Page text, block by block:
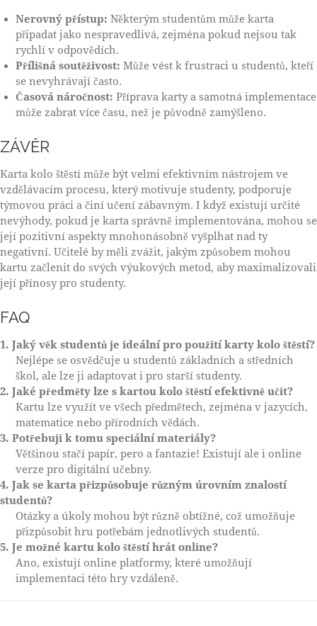
Nerovný přístup: Některým studentům může karta
připadat jako nespravedlivá, zejména pokud nejsou tak
rychlí v odpovědích.
Přílišná soutěživost: Může vést k frustraci u studentů, kteří
se nevyhrávají často.
Časová náročnost: Příprava karty a samotná implementace
může zabrat více času, než je původně zamýšleno.
ZÁVĚR
Karta kolo štěstí může být velmi efektivním nástrojem ve
vzdělávacím procesu, který motivuje studenty, podporuje
týmovou práci a činí učení zábavným. I když existují určité
nevýhody, pokud je karta správně implementována, mohou se
její pozitivní aspekty mnohonásobně vyšplhat nad ty
negativní. Učitelé by měli zvážit, jakým způsobem mohou
kartu začlenit do svých výukových metod, aby maximalizovali
její přínosy pro studenty.
FAQ
1. Jaký věk studentů je ideální pro použití karty kolo štěstí?
Nejlépe se osvědčuje u studentů základních a středních
škol, ale lze ji adaptovat i pro starší studenty.
2. Jaké předměty lze s kartou kolo štěstí efektivně učit?
Kartu lze využít ve všech předmětech, zejména v jazycích,
matematice nebo přírodních vědách.
3. Potřebuji k tomu speciální materiály?
Většinou stačí papír, pero a fantazie! Existují ale i online
verze pro digitální učebny.
4. Jak se karta přizpůsobuje různým úrovním znalostí
studentů?
Otázky a úkoly mohou být různě obtížné, což umožňuje
přizpůsobit hru potřebám jednotlivých studentů.
5. Je možné kartu kolo štěstí hrát online?
Ano, existují online platformy, které umožňují
implementaci této hry vzdáleně.